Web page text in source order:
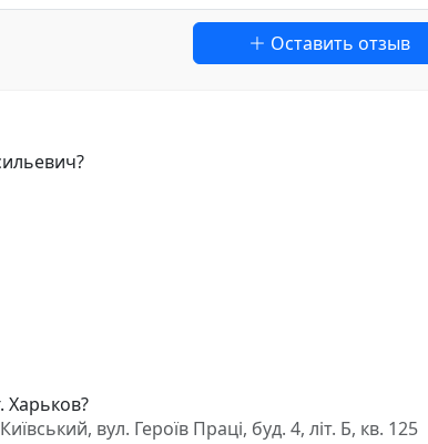
Оставить отзыв
Харьков?
вул. Героїв Праці, буд. 4, літ. Б, кв. 125